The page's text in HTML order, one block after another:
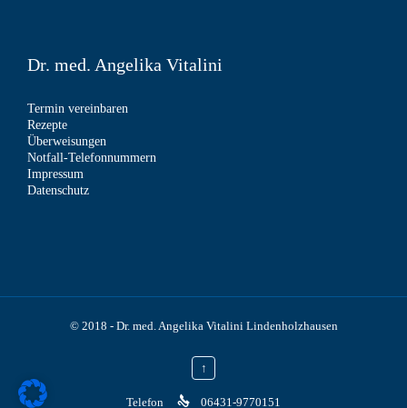
Dr. med. Angelika Vitalini
Termin vereinbaren
Rezepte
Überweisungen
Notfall-Telefonnummern
Impressum
Datenschutz
© 2018 - Dr. med. Angelika Vitalini Lindenholzhausen
↑
Telefon  06431-9770151